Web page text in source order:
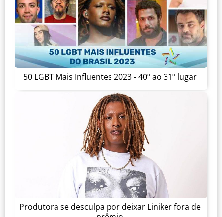
50 LGBT Mais Influentes 2023 - 40º ao 31º lugar
Produtora se desculpa por deixar Liniker fora de